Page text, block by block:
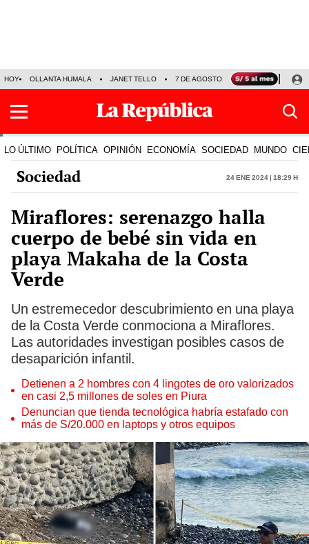
HOY OLLANTA HUMALA JANET TELLO 7 DE AGOSTO TINKA RESULTADOS
LO ÚLTIMO POLÍTICA OPINIÓN ECONOMÍA SOCIEDAD MUNDO
Sociedad 24 Ene 2024 | 18:29 h
Miraflores: serenazgo halla
cuerpo de bebé sin vida en
playa Makaha de la Costa
Verde
Un estremecedor descubrimiento en una playa
de la Costa Verde conmociona a Miraflores.
Las autoridades investigan posibles casos de
desaparición infantil.
Detienen a 2 hombres con 4 lingotes de oro valorizados
en casi 2,5 millones de soles en Piura
Denuncian que tienda tecnológica habría estafado con
más de S/20.000 en laptops y otros equipos